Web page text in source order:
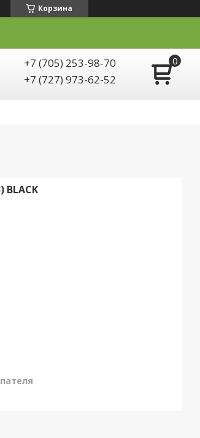
Корзина
+7 (705) 253-98-70
+7 (727) 973-62-52
BLACK